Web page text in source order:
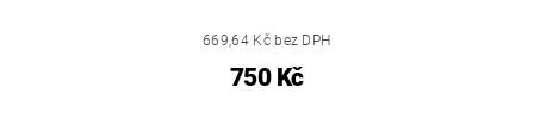
669,64 Kč bez DPH
750 Kč